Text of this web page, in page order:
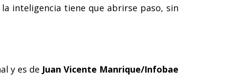
inteligencia tiene que abrirse paso, sin
y es de Juan Vicente Manrique/Infobae